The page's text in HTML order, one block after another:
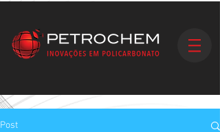
Post